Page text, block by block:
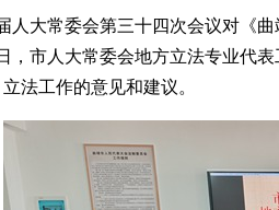
大常委会第三十四次会议对《曲
，市人大常委会地方立法专业代
法工作的意见和建议。